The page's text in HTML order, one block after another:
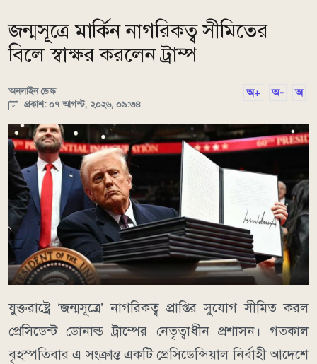
জন্মসূত্রে মার্কিন নাগরিকত্ব সীমিতের
বিলে স্বাক্ষর করলেন ট্রাম্প
অনলাইন ডেস্ক
প্রকাশ: ০৭ আগস্ট, ২০২৬, ০৯:৩৪
অ+ অ- অ
যুক্তরাষ্ট্রে ‘জন্মসূত্রে’ নাগরিকত্ব প্রাপ্তির সুযোগ সীমিত করল
প্রেসিডেন্ট ডোনাল্ড ট্রাম্পের নেতৃত্বাধীন প্রশাসন। গতকাল
বৃহস্পতিবার এ সংক্রান্ত একটি প্রেসিডেন্সিয়াল নির্বাহী আদেশে